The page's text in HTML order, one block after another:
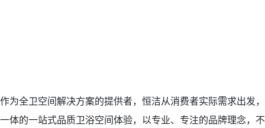
作为全卫空间解决方案的提供者，恒洁从消费者实际需求出发
一体的一站式品质卫浴空间体验，以专业、专注的品牌理念，